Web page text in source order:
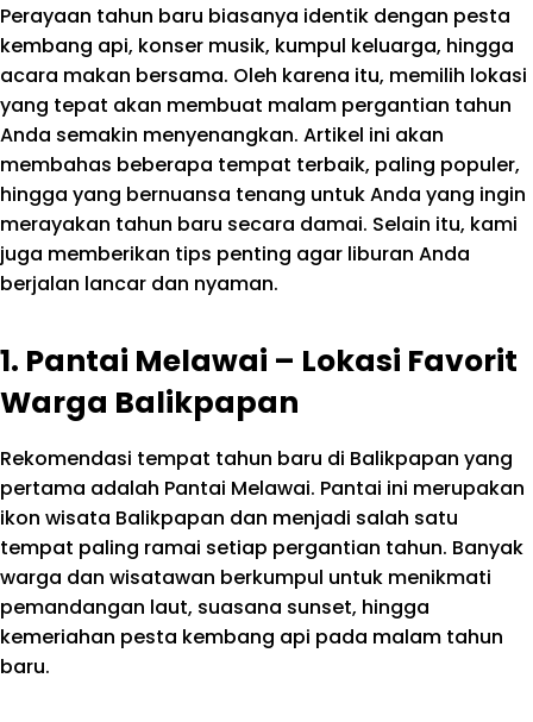
Perayaan tahun baru biasanya identik dengan pesta
kembang api, konser musik, kumpul keluarga, hingga
acara makan bersama. Oleh karena itu, memilih lokasi
yang tepat akan membuat malam pergantian tahun
Anda semakin menyenangkan. Artikel ini akan
membahas beberapa tempat terbaik, paling populer,
hingga yang bernuansa tenang untuk Anda yang ingin
merayakan tahun baru secara damai. Selain itu, kami
juga memberikan tips penting agar liburan Anda
berjalan lancar dan nyaman.
1. Pantai Melawai – Lokasi Favorit
Warga Balikpapan
Rekomendasi tempat tahun baru di Balikpapan yang
pertama adalah Pantai Melawai. Pantai ini merupakan
ikon wisata Balikpapan dan menjadi salah satu
tempat paling ramai setiap pergantian tahun. Banyak
warga dan wisatawan berkumpul untuk menikmati
pemandangan laut, suasana sunset, hingga
kemeriahan pesta kembang api pada malam tahun
baru.